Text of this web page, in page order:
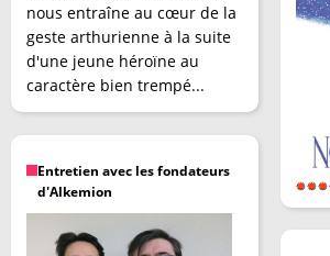
nous entraîne au cœur de la
geste arthurienne à la suite
d'une jeune héroïne au
caractère bien trempé...
Entretien avec les fondateurs
d'Alkemion